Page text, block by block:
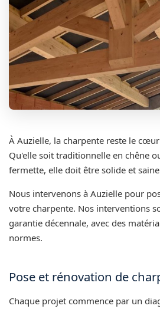
À Auzielle, la charpente reste le
Qu'elle soit traditionnelle en chêne
fermette, elle doit être solide et
Nous intervenons à Auzielle pour
votre charpente. Nos interventions
garantie décennale, avec des
normes.
Pose et rénovation de
Chaque projet commence par un